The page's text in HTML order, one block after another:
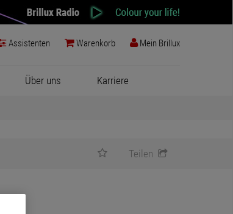
Assistenten Warenkorb Mein Brillux
Über uns Karriere
Teilen